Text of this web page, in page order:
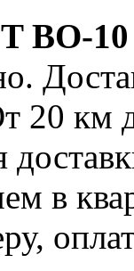
ВО-
20 км
в